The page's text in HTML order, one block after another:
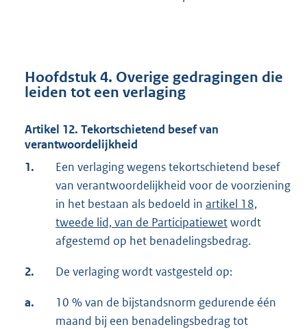
Hoofdstuk 4. Overige gedragingen die
leiden tot een verlaging
Artikel 12. Tekortschietend besef van
verantwoordelijkheid
1.
Een verlaging wegens tekortschietend besef
van verantwoordelijkheid voor de voorziening
in het bestaan als bedoeld in artikel 18,
tweede lid, van de Participatiewetwordt
afgestemd op het benadelingsbedrag.
2. De verlaging wordt vastgesteld op:
a.
10 % van de bijstandsnorm gedurende één
maand bij een benadelingsbedrag tot